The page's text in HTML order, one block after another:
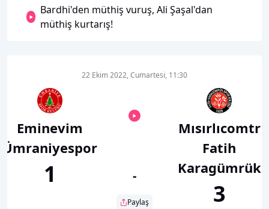
Bardhi'den müthiş vuruş, Ali Şaşal'dan
müthiş kurtarış!
Eminevim
Ümraniyespor
1
22 Ekim 2022, Cumartesi, 11:30
-
Paylaş
Mısırlıcomtr
Fatih
Karagümrük
3